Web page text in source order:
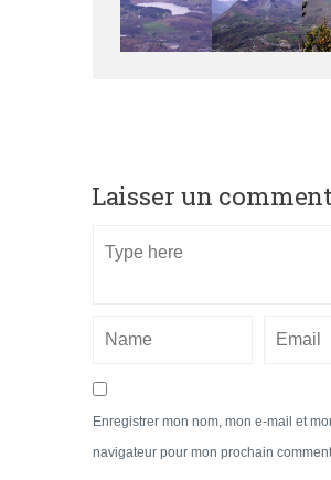
Laisser un
Enregistrer mon nom, mon e-mail et
navigateur pour mon prochain